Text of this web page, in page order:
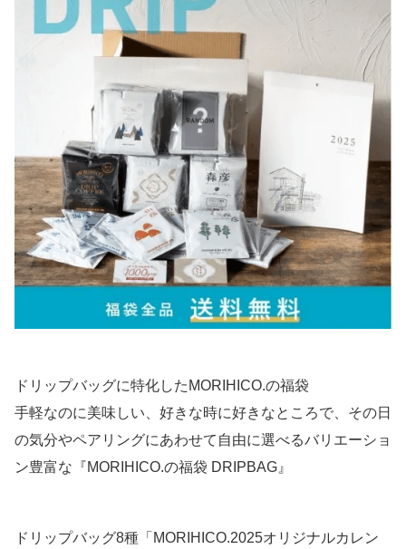
ドリップバッグに特化したMORIHICO.の福袋
手軽なのに美味しい、好きな時に好きなところで、その日
の気分やペアリングにあわせて自由に選べるバリエーショ
ン豊富な『MORIHICO.の福袋 DRIPBAG』
ドリップバッグ8種「MORIHICO.2025オリジナルカレン